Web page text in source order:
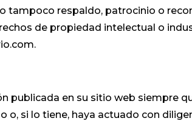
tampoco respaldo, patrocinio o
de propiedad intelectual o
publicada en su sitio web siempre
si lo tiene, haya actuado con